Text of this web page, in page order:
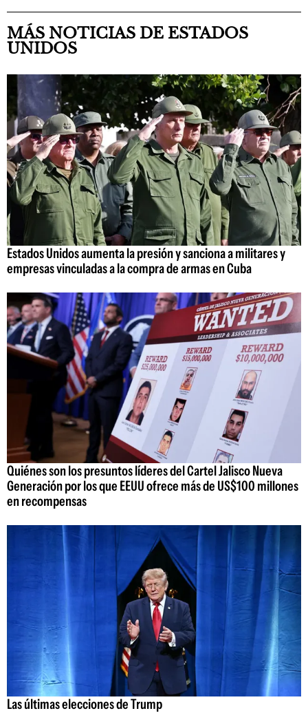
MÁS NOTICIAS DE ESTADOS
UNIDOS
Estados Unidos aumenta la presión y sanciona a militares y
empresas vinculadas a la compra de armas en Cuba
Quiénes son los presuntos líderes del Cartel Jalisco Nueva
Generación por los que EEUU ofrece más de US$100 millones
en recompensas
Las últimas elecciones de Trump